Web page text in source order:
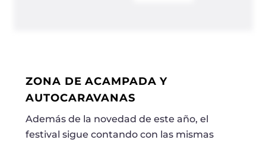
ZONA DE ACAMPADA Y
AUTOCARAVANAS
Además de la novedad de este año, el
festival sigue contando con las mismas